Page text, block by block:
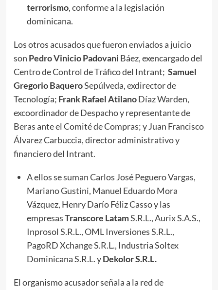
terrorismo, conforme a la legislación
dominicana.
Los otros acusados que fueron enviados a juicio
son Pedro Vinicio Padovani Báez, exencargado del
Centro de Control de Tráfico del Intrant; Samuel
Gregorio BaqueroSepúlveda, exdirector de
Tecnología; Frank Rafael AtilanoDíaz Warden,
excoordinador de Despacho y representante de
Beras ante el Comité de Compras; y Juan Francisco
Álvarez Carbuccia, director administrativo y
financiero del Intrant.
A ellos se suman Carlos José Peguero Vargas,
Mariano Gustini, Manuel Eduardo Mora
Vázquez, Henry Darío Féliz Casso y las
empresasTranscore LatamS.R.L., Aurix S.A.S.,
Inprosol S.R.L., OML Inversiones S.R.L.,
PagoRD Xchange S.R.L., Industria Soltex
Dominicana S.R.L. yDekolor S.R.L.
El organismo acusador señala a la red de